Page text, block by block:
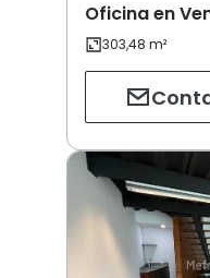
Oficina en